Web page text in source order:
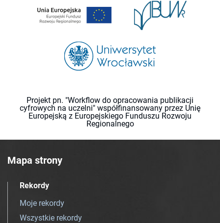
Projekt pn. "Workflow do opracowania publikacji
cyfrowych na uczelni" współfinansowany przez Unię
Europejską z Europejskiego Funduszu Rozwoju
Regionalnego
Mapa strony
Rekordy
Moje rekordy
Wszystkie rekordy